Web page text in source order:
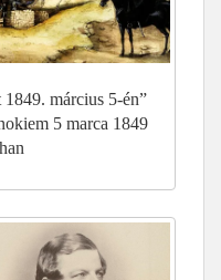
március 5-én”
5 marca 1849